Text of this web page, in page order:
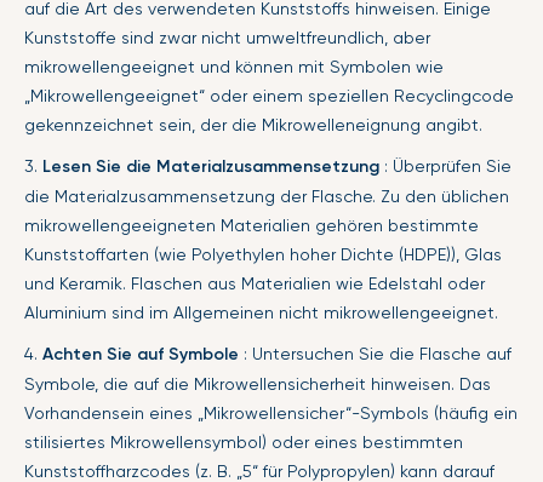
auf die Art des verwendeten Kunststoffs hinweisen. Einige
Kunststoffe sind zwar nicht umweltfreundlich, aber
mikrowellengeeignet und können mit Symbolen wie
„Mikrowellengeeignet“ oder einem speziellen Recyclingcode
gekennzeichnet sein, der die Mikrowelleneignung angibt.
3. Lesen Sie die Materialzusammensetzung : Überprüfen Sie
die Materialzusammensetzung der Flasche. Zu den üblichen
mikrowellengeeigneten Materialien gehören bestimmte
Kunststoffarten (wie Polyethylen hoher Dichte (HDPE)), Glas
und Keramik. Flaschen aus Materialien wie Edelstahl oder
Aluminium sind im Allgemeinen nicht mikrowellengeeignet.
4. Achten Sie auf Symbole : Untersuchen Sie die Flasche auf
Symbole, die auf die Mikrowellensicherheit hinweisen. Das
Vorhandensein eines „Mikrowellensicher“-Symbols (häufig ein
stilisiertes Mikrowellensymbol) oder eines bestimmten
Kunststoffharzcodes (z. B. „5“ für Polypropylen) kann darauf